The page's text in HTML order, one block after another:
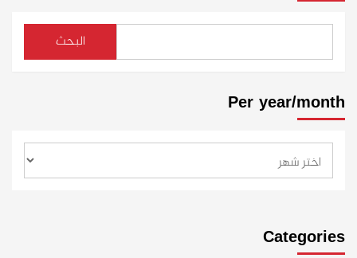
البحث
Per year/month
Categories